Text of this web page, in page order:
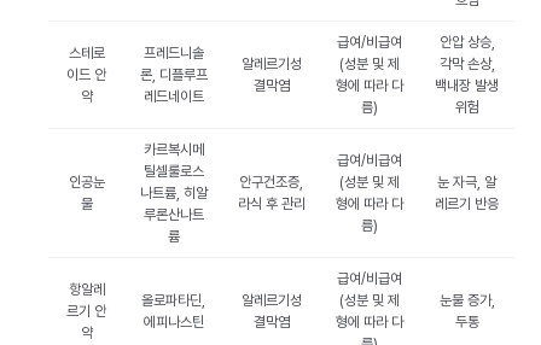
스테로
이드 안
약
프레드니솔
론, 디플루프
레드네이트
알레르기성
결막염
급여/비급여
(성분 및 제
형에 따라 다
름)
안압 상승,
각막 손상,
백내장 발생
위험
인공눈
물
카르복시메
틸셀룰로스
나트륨, 히알
루론산나트
륨
안구건조증,
라식 후 관리
급여/비급여
(성분 및 제
형에 따라 다
름)
눈 자극, 알
레르기 반응
항알레
르기 안
약
올로파타딘,
에피나스틴
알레르기성
결막염
급여/비급여
(성분 및 제
형에 따라 다
눈물 증가,
두통